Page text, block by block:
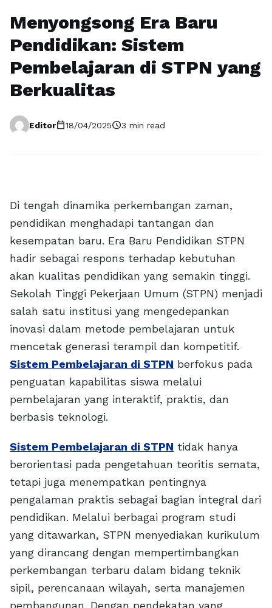
Menyongsong Era Baru
Pendidikan: Sistem
Pembelajaran di STPN yang
Berkualitas
Editorcalendar_today18/04/2025schedule3 min read
Di tengah dinamika perkembangan zaman,
pendidikan menghadapi tantangan dan
kesempatan baru. Era Baru Pendidikan STPN
hadir sebagai respons terhadap kebutuhan
akan kualitas pendidikan yang semakin tinggi.
Sekolah Tinggi Pekerjaan Umum (STPN) menjadi
salah satu institusi yang mengedepankan
inovasi dalam metode pembelajaran untuk
mencetak generasi terampil dan kompetitif.
Sistem Pembelajaran di STPN berfokus pada
penguatan kapabilitas siswa melalui
pembelajaran yang interaktif, praktis, dan
berbasis teknologi.
Sistem Pembelajaran di STPN tidak hanya
berorientasi pada pengetahuan teoritis semata,
tetapi juga menempatkan pentingnya
pengalaman praktis sebagai bagian integral dari
pendidikan. Melalui berbagai program studi
yang ditawarkan, STPN menyediakan kurikulum
yang dirancang dengan mempertimbangkan
perkembangan terbaru dalam bidang teknik
sipil, perencanaan wilayah, serta manajemen
pembangunan. Dengan pendekatan yang